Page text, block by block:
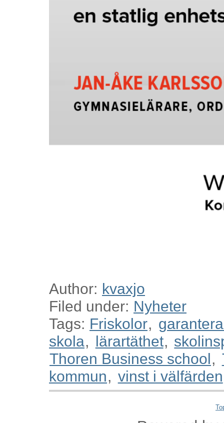
Author: kvaxjo
Filed under: Nyheter
Tags: Friskolor,
skola, lärartäthet,
Thoren Business school ,
kommun, vinst i välfärden